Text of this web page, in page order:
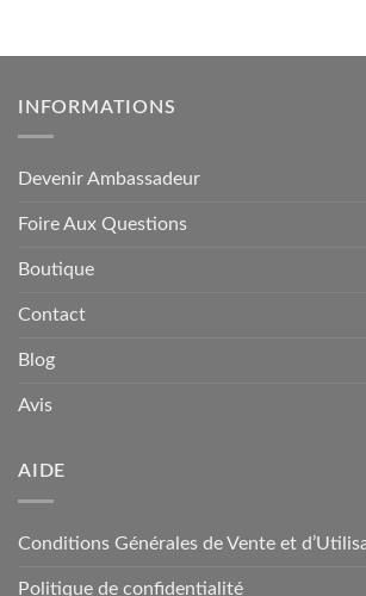
INFORMATIONS
Devenir Ambassadeur
Foire Aux Questions
Boutique
Contact
Blog
Avis
AIDE
Conditions Générales de Vente et
Politique de confidentialité